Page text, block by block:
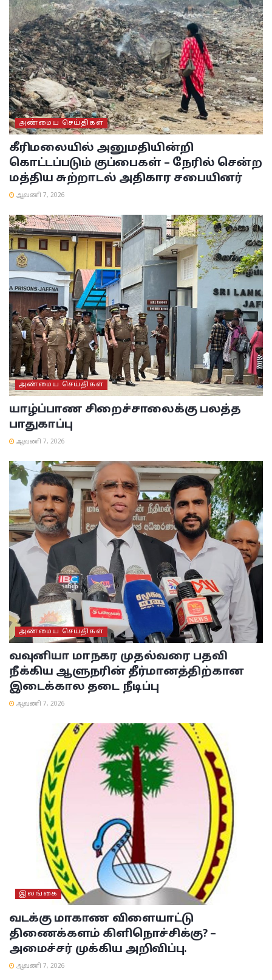
அண்மைய செய்திகள்
கீரிமலையில் அனுமதியின்றி
கொட்டப்படும் குப்பைகள் – நேரில் சென்ற
மத்திய சுற்றாடல் அதிகார சபையினர்
ஆவணி 7, 2026
அண்மைய செய்திகள்
யாழ்ப்பாண சிறைச்சாலைக்கு பலத்த
பாதுகாப்பு
ஆவணி 7, 2026
அண்மைய செய்திகள்
வவுனியா மாநகர முதல்வரை பதவி
நீக்கிய ஆளுநரின் தீர்மானத்திற்கான
இடைக்கால தடை நீடிப்பு
ஆவணி 7, 2026
இலங்கை
வடக்கு மாகாண விளையாட்டு
திணைக்களம் கிளிநொச்சிக்கு? –
அமைச்சர் முக்கிய அறிவிப்பு.
ஆவணி 7, 2026